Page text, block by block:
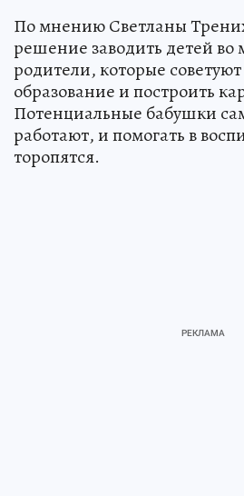
По мнению Светланы
решение заводить детей во
родители, которые
образование и построить
Потенциальные бабушки
работают, и помогать в
торопятся.